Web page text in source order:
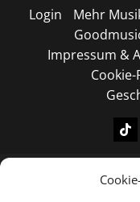
Login
Mehr
Impressum &
Copyright © 2026